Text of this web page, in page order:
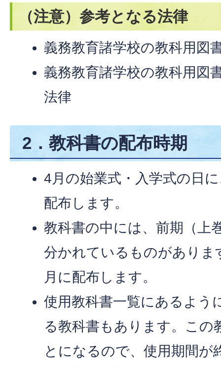
（注意）参考となる法律
義務教育諸学校の教科用図
義務教育諸学校の教科用図
法律
​​​​​​​ 2．教科書の配布時期
4月の始業式・入学式の日
配布します。
教科書の中には、前期（上
分かれているものがありま
月に配布します。
使用教科書一覧にあるよう
る教科書もあります。この
とになるので、使用期間が